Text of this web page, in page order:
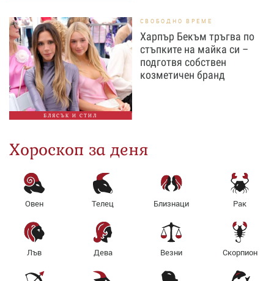
БЛЯСЪК И СТИЛ
СВОБОДНО ВРЕМЕ
Харпър Бекъм тръгва по
стъпките на майка си –
подготвя собствен
козметичен бранд
Хороскоп за деня
Овен Телец Близнаци Рак
Лъв Дева Везни Скорпион